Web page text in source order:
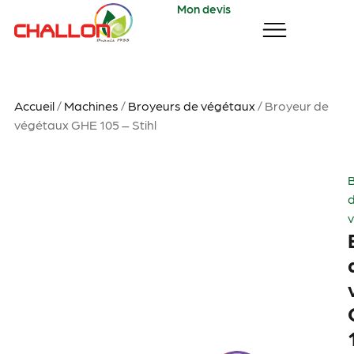
Mon devis
Accueil/ Machines / Broyeurs de végétaux/ Broyeur de
végétaux GHE 105 – Stihl